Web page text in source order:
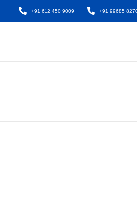
+91 612 450 9009 +91 99685